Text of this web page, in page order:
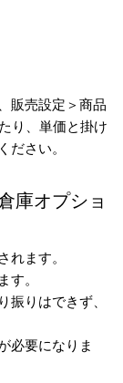
販売設定＞商品
り、単価と掛け
ださい。
庫オプショ
れます。
す。
振りはできず、
必要になりま